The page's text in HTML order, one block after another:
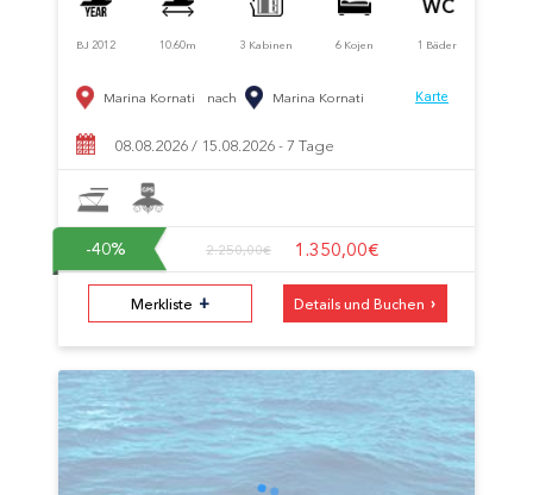
BJ 2012 10.60m 3 Kabinen 6 Kojen 1 Bäder
Marina Kornati nach Marina Kornati Karte
08.08.2026 / 15.08.2026 - 7 Tage
-40% 2.250,00€ 1.350,00€
Merkliste + Details und Buchen ›